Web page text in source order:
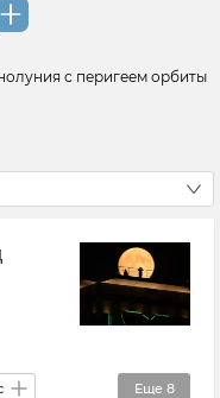
с перигеем орбиты
Еще 8